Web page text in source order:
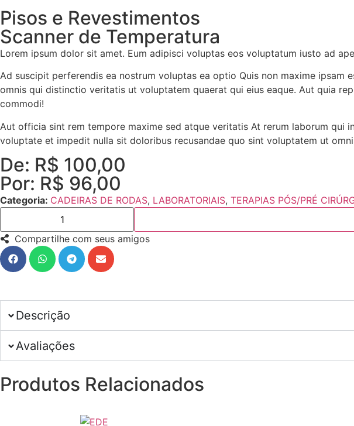
Pisos e Revestimentos
Scanner de Temperatura
Lorem ipsum dolor sit amet. Eum adipisci voluptas eos voluptatum iusto ad
Ad suscipit perferendis ea nostrum voluptas ea optio Quis non maxime
omnis qui distinctio veritatis ut voluptatem quaerat qui eius eaque. Aut quia
commodi!
Aut officia sint rem tempore maxime sed atque veritatis At rerum laborum qui
voluptate et impedit nulla sit doloribus recusandae quo sint voluptatem ut
De: R$ 100,00
Por: R$ 96,00
Categoria: CADEIRAS DE RODAS, LABORATORIAIS, TERAPIAS PÓS/PRÉ
Compartilhe com seus amigos
Descrição
Avaliações
Produtos Relacionados